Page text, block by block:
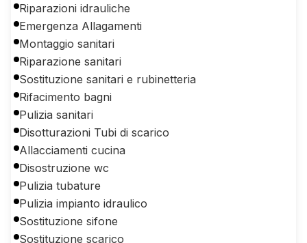
Riparazioni idrauliche
Emergenza Allagamenti
Montaggio sanitari
Riparazione sanitari
Sostituzione sanitari e rubinetteria
Rifacimento bagni
Pulizia sanitari
Disotturazioni Tubi di scarico
Allacciamenti cucina
Disostruzione wc
Pulizia tubature
Pulizia impianto idraulico
Sostituzione sifone
Sostituzione scarico